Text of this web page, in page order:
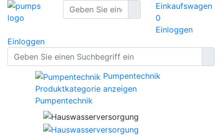
Einkaufswagen
0
Einloggen
Einloggen
Pumpentechnik
Produktkategorie anzeigen
Pumpentechnik